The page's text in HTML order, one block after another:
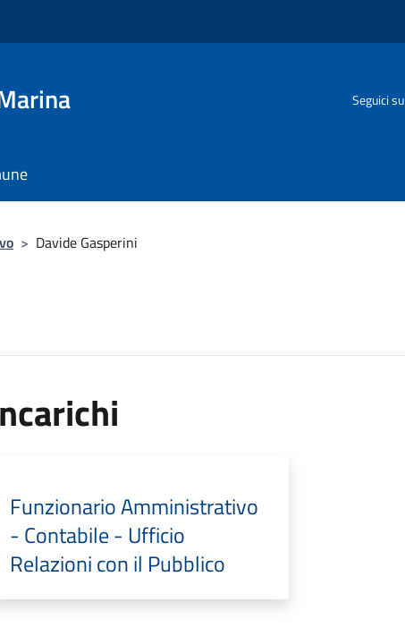
Seguici su
> Davide Gasperini
Funzionario Amministrativo
- Contabile - Ufficio
Relazioni con il Pubblico